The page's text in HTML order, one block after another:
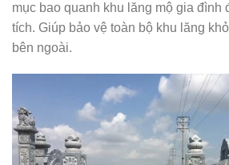
mục bao quanh khu lăng mộ gia đình
tích. Giúp bảo vệ toàn bộ khu lăng
bên ngoài.